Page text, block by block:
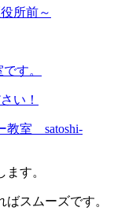
所前～
す。
い！
教室 satoshi-
す。
スムーズです。